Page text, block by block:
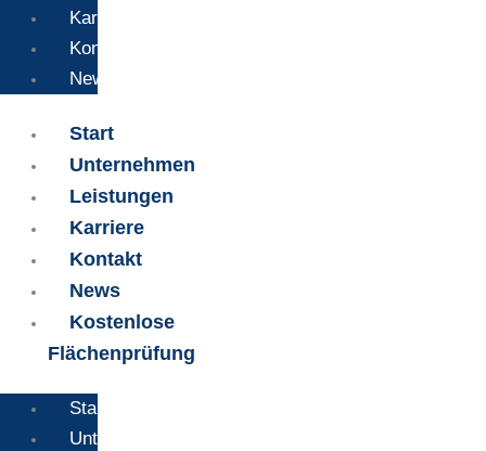
Karriere
Kontakt
News
Start
Unternehmen
Leistungen
Karriere
Kontakt
News
Kostenlose
Flächenprüfung
Start
Unternehmen